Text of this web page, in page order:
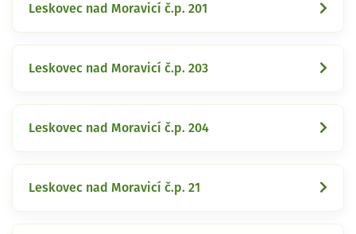
Leskovec nad Moravicí č.p. 201
Leskovec nad Moravicí č.p. 203
Leskovec nad Moravicí č.p. 204
Leskovec nad Moravicí č.p. 21